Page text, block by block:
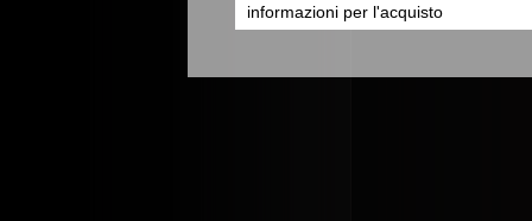
informazioni per l'acquisto